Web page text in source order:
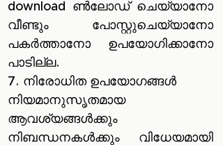
download ൺലോഡ് ചെയ്യാനോ
വീണ്ടും പോസ്റ്റുചെയ്യാനോ
പകർത്താനോ ഉപയോഗിക്കാനോ
പാടില്ല.
7. നിരോധിത ഉപയോഗങ്ങൾ
നിയമാനുസൃതമായ
ആവശ്യങ്ങൾക്കും
നിബന്ധനകൾക്കും വിധേയമായി